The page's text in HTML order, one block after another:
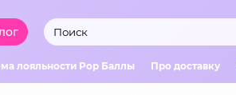
лояльности Pop Баллы Про доставку